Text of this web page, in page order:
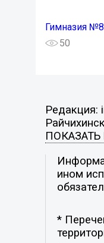
Гимназия
50
Редакция:
ином
*